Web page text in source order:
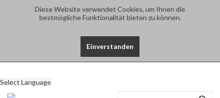
Diese Website verwendet Cookies, um Ihnen die
bestmögliche Funktionalität bieten zu können.
Einverstanden
Select Language